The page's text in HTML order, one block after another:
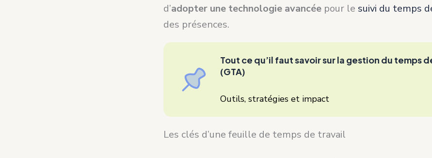
d’adopter une technologie avancée pour le suivi du temps
des présences.
Tout ce qu’il faut savoir sur la gestion du temps
(GTA)
Outils, stratégies et impact
Les clés d’une feuille de temps de travail